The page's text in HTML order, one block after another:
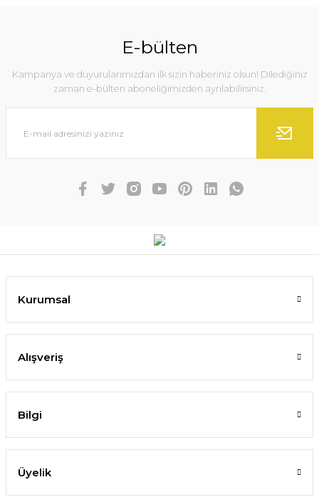
E-bülten
Kampanya ve duyurularımızdan ilk sizin haberiniz olsun! Dilediğiniz
zaman e-bülten aboneliğimizden ayrılabilirsiniz.
Kurumsal
Alışveriş
Bilgi
Üyelik